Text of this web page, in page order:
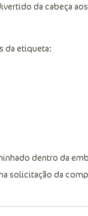
da cabeça
da etiqueta:
dentro da
solicitação da